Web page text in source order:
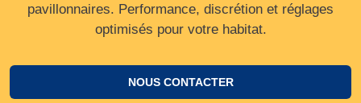
pavillonnaires. Performance, discrétion et réglages
optimisés pour votre habitat.
NOUS CONTACTER